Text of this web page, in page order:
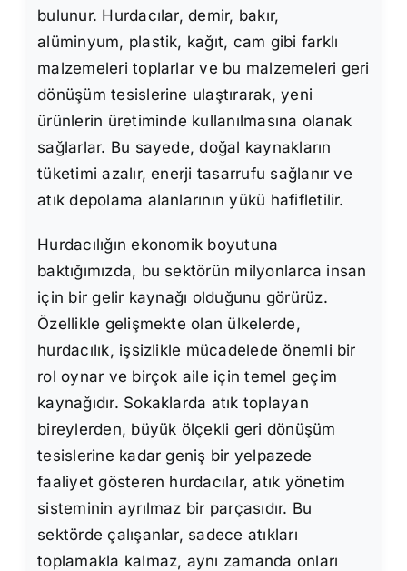
bulunur. Hurdacılar, demir, bakır,
alüminyum, plastik, kağıt, cam gibi farklı
malzemeleri toplarlar ve bu malzemeleri geri
dönüşüm tesislerine ulaştırarak, yeni
ürünlerin üretiminde kullanılmasına olanak
sağlarlar. Bu sayede, doğal kaynakların
tüketimi azalır, enerji tasarrufu sağlanır ve
atık depolama alanlarının yükü hafifletilir.
Hurdacılığın ekonomik boyutuna
baktığımızda, bu sektörün milyonlarca insan
için bir gelir kaynağı olduğunu görürüz.
Özellikle gelişmekte olan ülkelerde,
hurdacılık, işsizlikle mücadelede önemli bir
rol oynar ve birçok aile için temel geçim
kaynağıdır. Sokaklarda atık toplayan
bireylerden, büyük ölçekli geri dönüşüm
tesislerine kadar geniş bir yelpazede
faaliyet gösteren hurdacılar, atık yönetim
sisteminin ayrılmaz bir parçasıdır. Bu
sektörde çalışanlar, sadece atıkları
toplamakla kalmaz, aynı zamanda onları